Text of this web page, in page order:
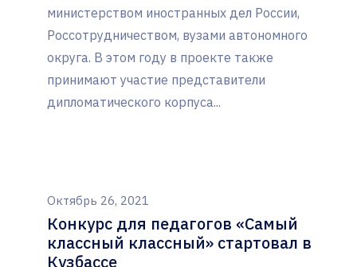
министерством иностранных дел России,
Россотрудничеством, вузами автономного
округа. В этом году в проекте также
принимают участие представители
дипломатического корпуса...
Октябрь 26, 2021
Конкурс для педагогов «Самый
классный классный» стартовал в
Кузбассе